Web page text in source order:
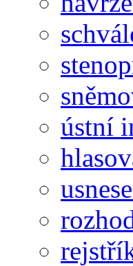
ústní